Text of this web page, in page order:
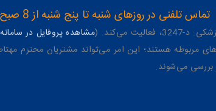
تماس تلفنی در روزهای شنبه تا پنج شنبه از 8 صبح تا 4 عصر به شماره 02165389693
می‌کند. ( مشاهده پروفایل در
هستند؛ این امر می‌تواند مشتریان محترم
بررسی می‌شوند.